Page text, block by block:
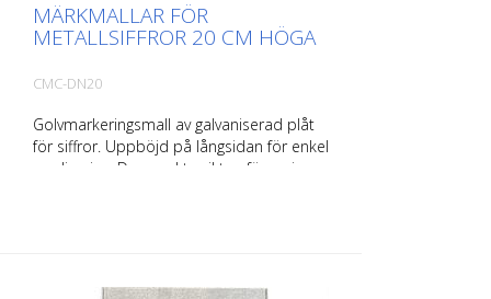
MÄRKMALLAR FÖR
METALLSIFFROR 20 CM HÖGA
CMC-DN20
Golvmarkeringsmall av galvaniserad plåt
för siffror. Uppböjd på långsidan för enkel
applicering. Den exakta vikten för varje